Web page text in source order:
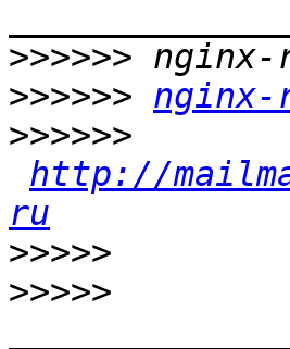
>>>>>>
>>>>>> nginx-
>>>>>>
http://
ru
>>>>>
>>>>>